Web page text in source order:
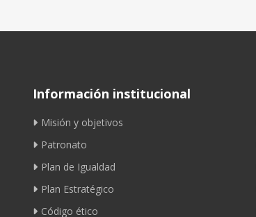
Información institucional
Misión y objetivos
Patronato
Plan de Igualdad
Plan Estratégico
Código ético